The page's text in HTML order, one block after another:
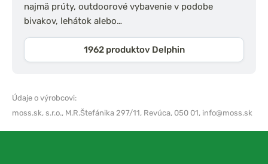
najmä prúty, outdoorové vybavenie v podobe
bivakov, lehátok alebo…
1962 produktov Delphin
Údaje o výrobcovi:
moss.sk, s.r.o., M.R.Štefánika 297/11, Revúca, 050 01, info@moss.sk